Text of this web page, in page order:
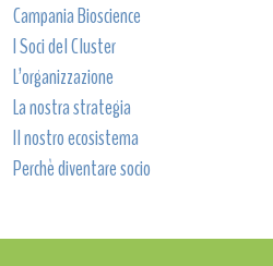
Campania Bioscience
I Soci del Cluster
L’organizzazione
La nostra strategia
Il nostro ecosistema
Perchè diventare socio